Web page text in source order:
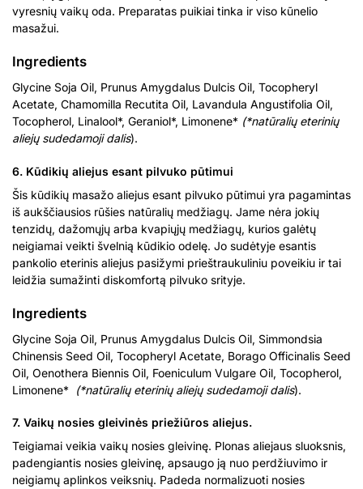
vyresnių vaikų oda. Preparatas puikiai tinka ir viso kūnelio
masažui.
Ingredients
Glycine Soja Oil, Prunus Amygdalus Dulcis Oil, Tocopheryl
Acetate, Chamomilla Recutita Oil, Lavandula Angustifolia Oil,
Tocopherol, Linalool*, Geraniol*, Limonene* (*natūralių eterinių
aliejų sudedamoji dalis).
6. Kūdikių aliejus esant pilvuko pūtimui
Šis kūdikių masažo aliejus esant pilvuko pūtimui yra pagamintas
iš aukščiausios rūšies natūralių medžiagų. Jame nėra jokių
tenzidų, dažomųjų arba kvapiųjų medžiagų, kurios galėtų
neigiamai veikti švelnią kūdikio odelę. Jo sudėtyje esantis
pankolio eterinis aliejus pasižymi prieštraukuliniu poveikiu ir tai
leidžia sumažinti diskomfortą pilvuko srityje.
Ingredients
Glycine Soja Oil, Prunus Amygdalus Dulcis Oil, Simmondsia
Chinensis Seed Oil, Tocopheryl Acetate, Borago Officinalis Seed
Oil, Oenothera Biennis Oil, Foeniculum Vulgare Oil, Tocopherol,
Limonene*
(*natūralių eterinių aliejų sudedamoji dalis).
7. Vaikų nosies gleivinės priežiūros aliejus.
Teigiamai veikia vaikų nosies gleivinę. Plonas aliejaus sluoksnis,
padengiantis nosies gleivinę, apsaugo ją nuo perdžiuvimo ir
neigiamų aplinkos veiksnių. Padeda normalizuoti nosies